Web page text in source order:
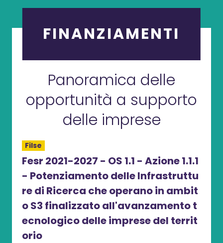
FINANZIAMENTI
Panoramica delle
opportunità a supporto
delle imprese
Filse
Fesr 2021-2027 - OS 1.1 - Azione 1.1.1
- Potenziamento delle Infrastruttu
re di Ricerca che operano in ambit
o S3 finalizzato all'avanzamento t
ecnologico delle imprese del territ
orio